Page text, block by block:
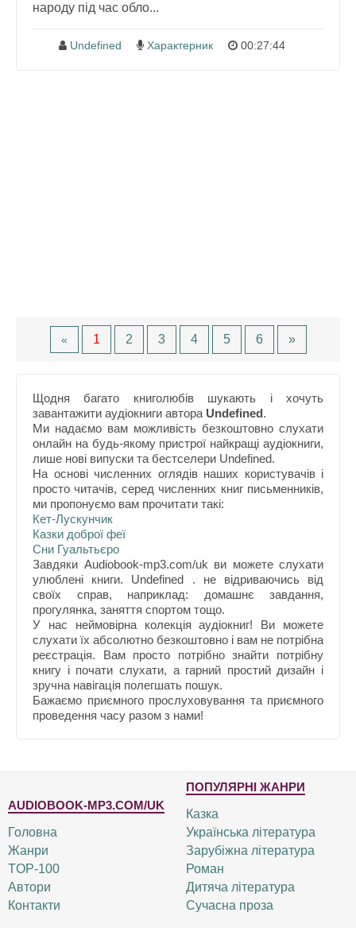
народу під час обло...
Undefined Характерник 00:27:44
« 1 2 3 4 5 6 »
Щодня багато книголюбів шукають і хочуть
завантажити аудіокниги автора Undefined.
Ми надаємо вам можливість безкоштовно слухати
онлайн на будь-якому пристрої найкращі аудіокниги,
лише нові випуски та бестселери Undefined.
На основі численних оглядів наших користувачів і
просто читачів, серед численних книг письменників,
ми пропонуємо вам прочитати такі:
Кет-Лускунчик
Казки доброї феї
Сни Гуальтьєро
Завдяки Audiobook-mp3.com/uk ви можете слухати
улюблені книги. Undefined . не відриваючись від
своїх справ, наприклад: домашнє завдання,
прогулянка, заняття спортом тощо.
У нас неймовірна колекція аудіокниг! Ви можете
слухати їх абсолютно безкоштовно і вам не потрібна
реєстрація. Вам просто потрібно знайти потрібну
книгу і почати слухати, а гарний простий дизайн і
зручна навігація полегшать пошук.
Бажаємо приємного прослуховування та приємного
проведення часу разом з нами!
AUDIOBOOK-MP3.COM/UK
Головна
Жанри
TOP-100
Автори
Контакти
ПОПУЛЯРНІ ЖАНРИ
Казка
Українська література
Зарубіжна література
Роман
Дитяча література
Сучасна проза